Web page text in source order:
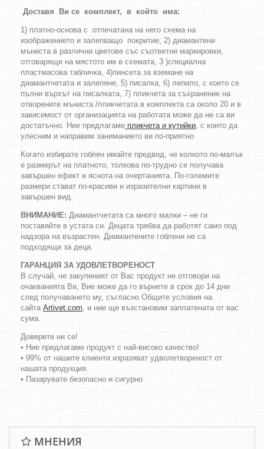
Доставя Ви се комплект, в който има:
1) платно-основа с отпечатана на него схема на
изображението и залепващо покритие, 2) диамантени
мъниста в различни цветове със съответни маркировки,
отговарящи на мястото им в схемата, 3 )специална
пластмасова табличка, 4)пинсета за вземане на
диамантчетата и залепяне, 5) писалка, 6) лепило, с което се
пълни върхът на писалката, 7) пликчета за съхранение на
отворените мъниста /пликчетата в комплекта са около 20 и в
зависимост от организацията на работата може да не са ви
достатъчно. Ние предлагаме пликчета и кутийки, с които да
улесним и направим заниманието ви по-приятно
Когато избирате гоблен имайте предвид, че колкото по-малък
е размерът на платното, толкова по-трудно се получава
завършен ефект и яснота на очертанията. По-големите
размери стават по-красиви и изразителни картини в
завършен вид.
ВНИМАНИЕ: Диамантчетата са много малки – не ги
поставяйте в устата си. Децата трябва да работят само под
надзора на възрастен. Диамантените гоблени не са
подходящи за деца.
ГАРАНЦИЯ ЗА УДОВЛЕТВОРЕНОСТ
В случай, че закупеният от Вас продукт не отговори на
очакванията Ви, Вие може да го върнете в срок до 14 дни
след получаването му, съгласно Общите условия на
сайта Artivet.com, и ние ще възстановим заплатената от вас
сума.
Доверете ни се!
• Ние предлагаме продукт с най-високо качество!
• 99% от нашите клиенти изразяват удволетвореност от
нашата продукция.
• Пазарувате безопасно и сигурно
МНЕНИЯ